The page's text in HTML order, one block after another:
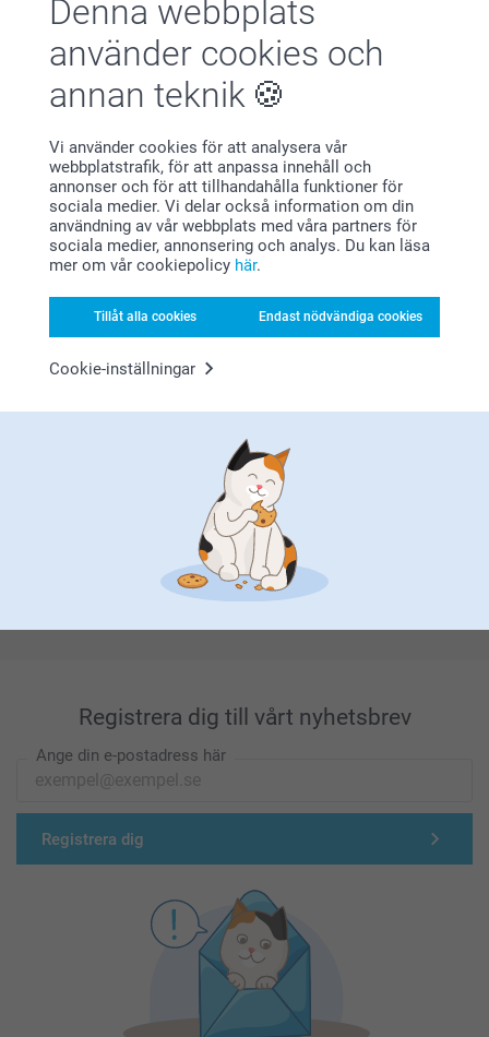
Denna webbplats
använder cookies och
annan teknik
Vi använder cookies för att analysera vår
webbplatstrafik, för att anpassa innehåll och
annonser och för att tillhandahålla funktioner för
sociala medier. Vi delar också information om din
användning av vår webbplats med våra partners för
sociala medier, annonsering och analys. Du kan läsa
mer om vår cookiepolicy här.
Tillåt alla cookies Endast nödvändiga cookies
Cookie-inställningar
Nöjd kundgaranti
Bonus på alla dina köp
Förstklassig kundservice
Registrera dig till vårt nyhetsbrev
Ange din e-postadress här
Registrera dig